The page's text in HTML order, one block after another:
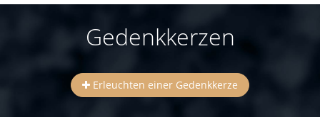
Gedenkkerzen
Erleuchten einer Gedenkkerze